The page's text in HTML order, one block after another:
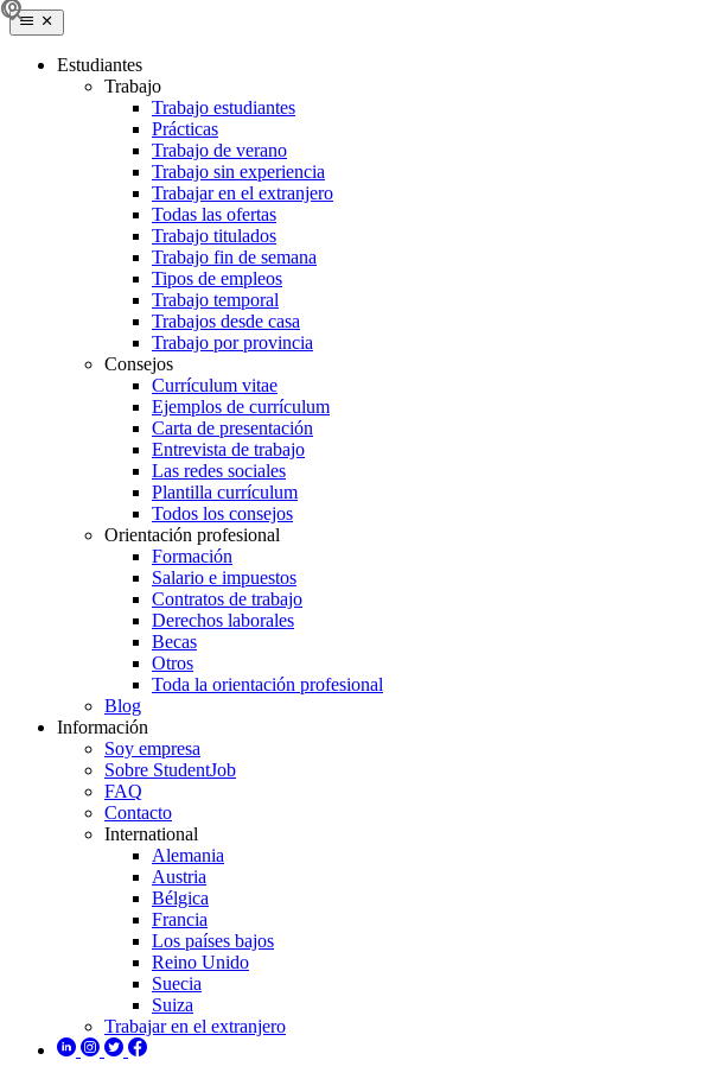
Estudiantes
Trabajo
Trabajo estudiantes
Prácticas
Trabajo de verano
Trabajo sin experiencia
Trabajar en el extranjero
Todas las ofertas
Trabajo titulados
Trabajo fin de semana
Tipos de empleos
Trabajo temporal
Trabajos desde casa
Trabajo por provincia
Consejos
Currículum vitae
Ejemplos de currículum
Carta de presentación
Entrevista de trabajo
Las redes sociales
Plantilla currículum
Todos los consejos
Orientación profesional
Formación
Salario e impuestos
Contratos de trabajo
Derechos laborales
Becas
Otros
Toda la orientación profesional
Blog
Información
Soy empresa
Sobre StudentJob
FAQ
Contacto
International
Alemania
Austria
Bélgica
Francia
Los países bajos
Reino Unido
Suecia
Suiza
Trabajar en el extranjero